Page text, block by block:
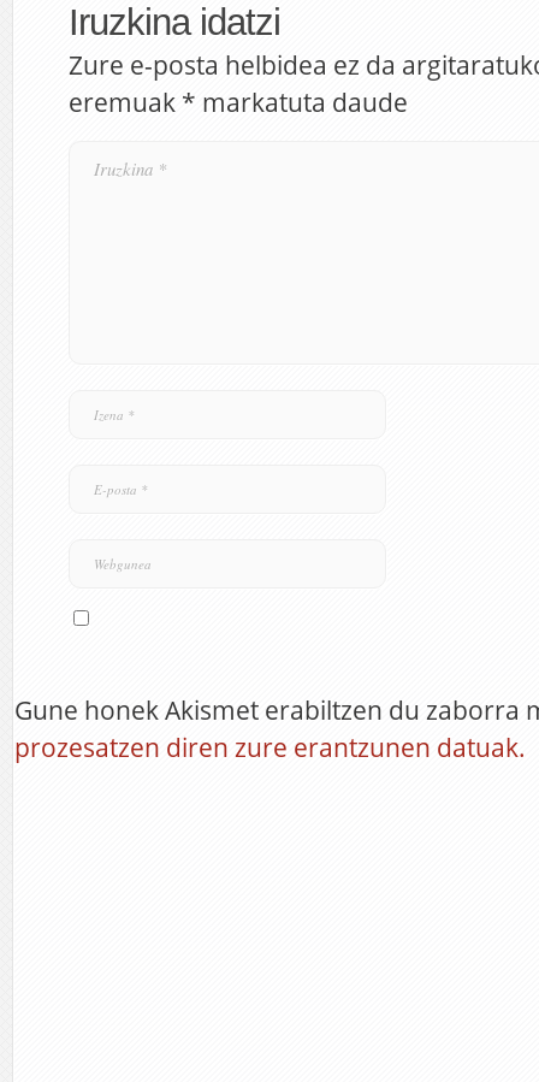
Iruzkina idatzi
Zure e-posta helbidea ez da
eremuak * markatuta daude
Gune honek Akismet erabiltzen du zaborra
prozesatzen diren zure erantzunen datuak.